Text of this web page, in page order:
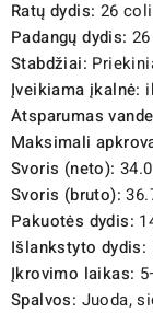
Ratų dydis: 26
Padangų dydis:
Stabdžiai:
Įveikiama įkalnė:
Atsparumas
Maksimali
Svoris (neto):
Svoris (bruto):
Pakuotės dydis:
Išlankstyto dydis:
Įkrovimo laikas:
Spalvos: Juoda,